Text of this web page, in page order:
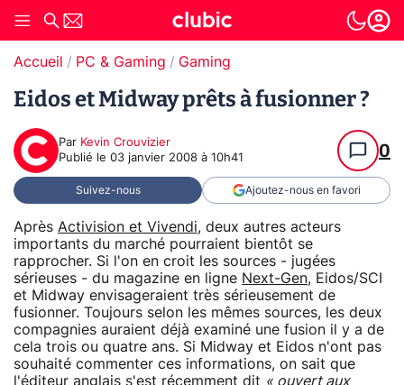
Accueil PC & Gaming Gaming
Eidos et Midway prêts à fusionner ?
Par Kevin Crouvizier
Publié le 03 janvier 2008 à 10h41 0
Suivez-nous Ajoutez-nous en favori
Après Activision et Vivendi, deux autres acteurs
importants du marché pourraient bientôt se
rapprocher. Si l'on en croit les sources - jugées
sérieuses - du magazine en ligne Next-Gen, Eidos/SCI
et Midway envisageraient très sérieusement de
fusionner. Toujours selon les mêmes sources, les deux
compagnies auraient déjà examiné une fusion il y a de
cela trois ou quatre ans. Si Midway et Eidos n'ont pas
souhaité commenter ces informations, on sait que
l'éditeur anglais s'est récemment dit « ouvert aux